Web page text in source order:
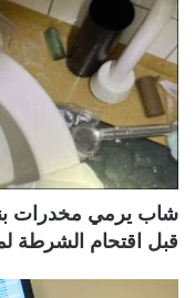
شاب يرمي مخدرات
قبل اقتحام الشرطة